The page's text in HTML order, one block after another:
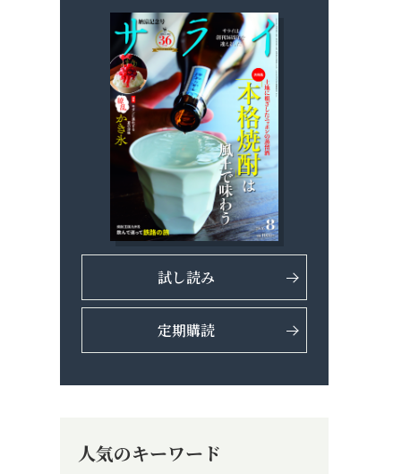
試し読み
定期購読
人気のキーワード